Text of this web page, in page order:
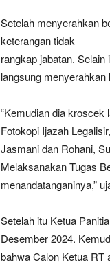
Setelah menyerahkan
keterangan tidak
rangkap jabatan.
langsung menyerahkan
“Kemudian dia kroscek
Fotokopi Ijazah
Jasmani dan Rohani,
Melaksanakan Tugas
menandatanganinya,”
Setelah itu Ketua
Desember 2024.
bahwa Calon Ketua RT